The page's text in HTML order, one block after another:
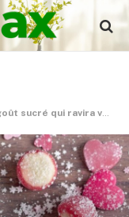
qui ravira vos papilles !